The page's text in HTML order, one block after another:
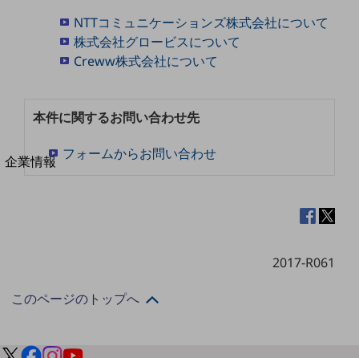
はじめての方へ
サービス・商品を探す
新規会員登録/ログインはこちら
100回線以上のお問い合わせ・お見積りはこちら
別ウィンドウで開きます
企業情報
社長からのご挨拶
NTTコミュニケーションズ株式会社について
株式会社グロービスについて
Creww株式会社について
本件に関するお問い合わせ先
フォームからお問い合わせ
2017-R061
このページのトップへ